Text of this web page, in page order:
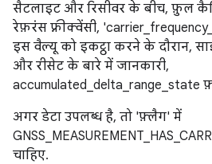
सैटलाइट और रिसीवर के बीच, फ़ुल
रेफ़रंस फ़्रीक्वेंसी,
इस वैल्यू को इकट्ठा करने के दौरान,
और रीसेट के बारे में जानकारी,
accumulated_delta_range_state
अगर डेटा उपलब्ध है, तो 'फ़्लैग' में
चाहिए.